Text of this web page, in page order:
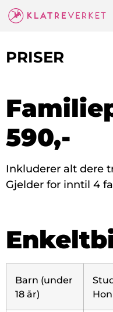
PRISER
590,-
Inkluderer alt dere
Gjelder for inntil 4
Barn (under
18 år)